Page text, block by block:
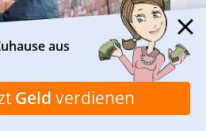
Aufschrei:
aus
Geld verdienen